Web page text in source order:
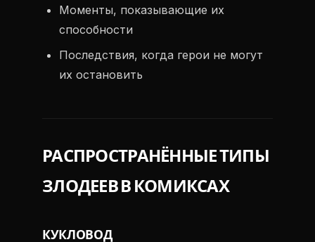
Моменты, показывающие их
способности
Последствия, когда герои не могут
их остановить
РАСПРОСТРАНЁННЫЕ ТИПЫ
ЗЛОДЕЕВ В КОМИКСАХ
КУКЛОВОД